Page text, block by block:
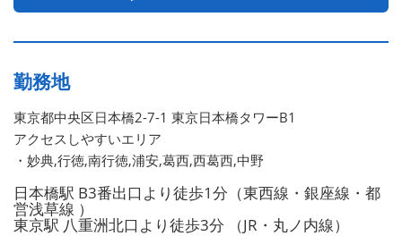
勤務地
東京都中央区日本橋2-7-1 東京日本橋タワーB1
アクセスしやすいエリア
・妙典,行徳,南行徳,浦安,葛西,西葛西,中野
日本橋駅 B3番出口より徒歩1分（東西線・銀座線・都
営浅草線 ）
東京駅 八重洲北口より徒歩3分 （JR・丸ノ内線）